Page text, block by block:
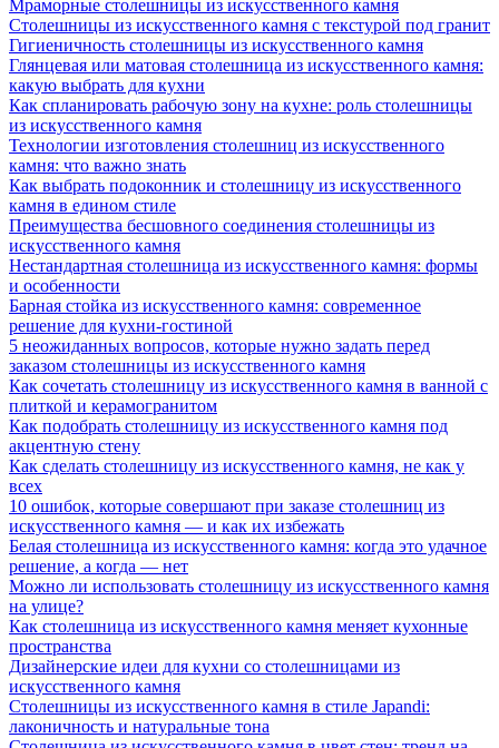
Мраморные столешницы из искусственного камня
Столешницы из искусственного камня с текстурой под гранит
Гигиеничность столешницы из искусственного камня
Глянцевая или матовая столешница из искусственного камня:
какую выбрать для кухни
Как спланировать рабочую зону на кухне: роль столешницы
из искусственного камня
Технологии изготовления столешниц из искусственного
камня: что важно знать
Как выбрать подоконник и столешницу из искусственного
камня в едином стиле
Преимущества бесшовного соединения столешницы из
искусственного камня
Нестандартная столешница из искусственного камня: формы
и особенности
Барная стойка из искусственного камня: современное
решение для кухни-гостиной
5 неожиданных вопросов, которые нужно задать перед
заказом столешницы из искусственного камня
Как сочетать столешницу из искусственного камня в ванной с
плиткой и керамогранитом
Как подобрать столешницу из искусственного камня под
акцентную стену
Как сделать столешницу из искусственного камня, не как у
всех
10 ошибок, которые совершают при заказе столешниц из
искусственного камня — и как их избежать
Белая столешница из искусственного камня: когда это удачное
решение, а когда — нет
Можно ли использовать столешницу из искусственного камня
на улице?
Как столешница из искусственного камня меняет кухонные
пространства
Дизайнерские идеи для кухни со столешницами из
искусственного камня
Столешницы из искусственного камня в стиле Japandi:
лаконичность и натуральные тона